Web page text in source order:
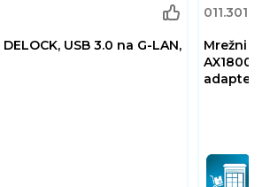
USB 3.0 na G-LAN,
Mrežni
AX1800,
adapter,